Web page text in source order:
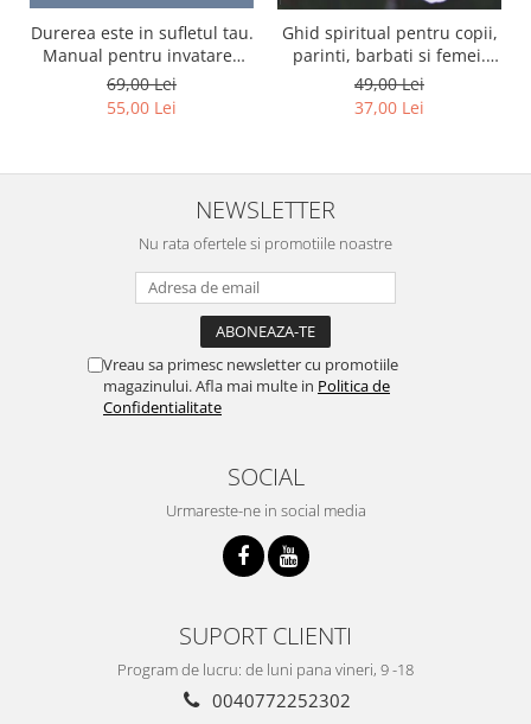
Durerea este in sufletul tau.
Manual pentru invatarea
limbajului stresurilor Seria
Invata sa te Ierti Luule
Viilma
69,00 Lei
55,00 Lei
Ghid spiritual pentru copii,
parinti, barbati si femei.
Seria Invata sa te ierti.
Luule Viilma
49,00 Lei
37,00 Lei
NEWSLETTER
Nu rata ofertele si promotiile noastre
Vreau sa primesc newsletter cu promotiile
magazinului. Afla mai multe in Politica de
Confidentialitate
SOCIAL
Urmareste-ne in social media
SUPORT CLIENTI
Program de lucru: de luni pana vineri, 9 -18
0040772252302